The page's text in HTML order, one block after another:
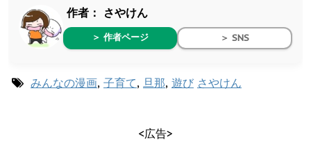
作者： さやけん
＞ 作者ページ ＞ SNS
みんなの漫画, 子育て, 旦那, 遊び さやけん
<広告>